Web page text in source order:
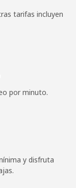
tarifas incluyen
por minuto.
y disfruta